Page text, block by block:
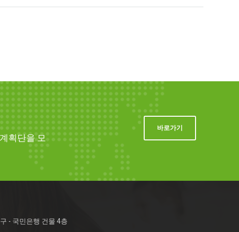
획단을 모
바로가기
- 국민은행 건물 4층